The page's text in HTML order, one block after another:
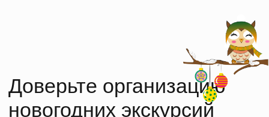
На связи с вами в любое время,
а не только в рабочие часы
Забота